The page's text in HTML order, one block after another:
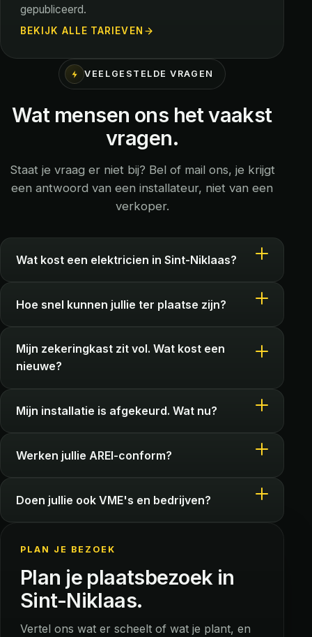
gepubliceerd.
BEKIJK ALLE TARIEVEN
VEELGESTELDE VRAGEN
Wat mensen ons het vaakst
vragen.
Staat je vraag er niet bij? Bel of mail ons, je krijgt
een antwoord van een installateur, niet van een
verkoper.
Wat kost een elektricien in Sint-Niklaas?
Hoe snel kunnen jullie ter plaatse zijn?
Mijn zekeringkast zit vol. Wat kost een
nieuwe?
Mijn installatie is afgekeurd. Wat nu?
Werken jullie AREI-conform?
Doen jullie ook VME's en bedrijven?
PLAN JE BEZOEK
Plan je plaatsbezoek in
Sint-Niklaas.
Vertel ons wat er scheelt of wat je plant, en